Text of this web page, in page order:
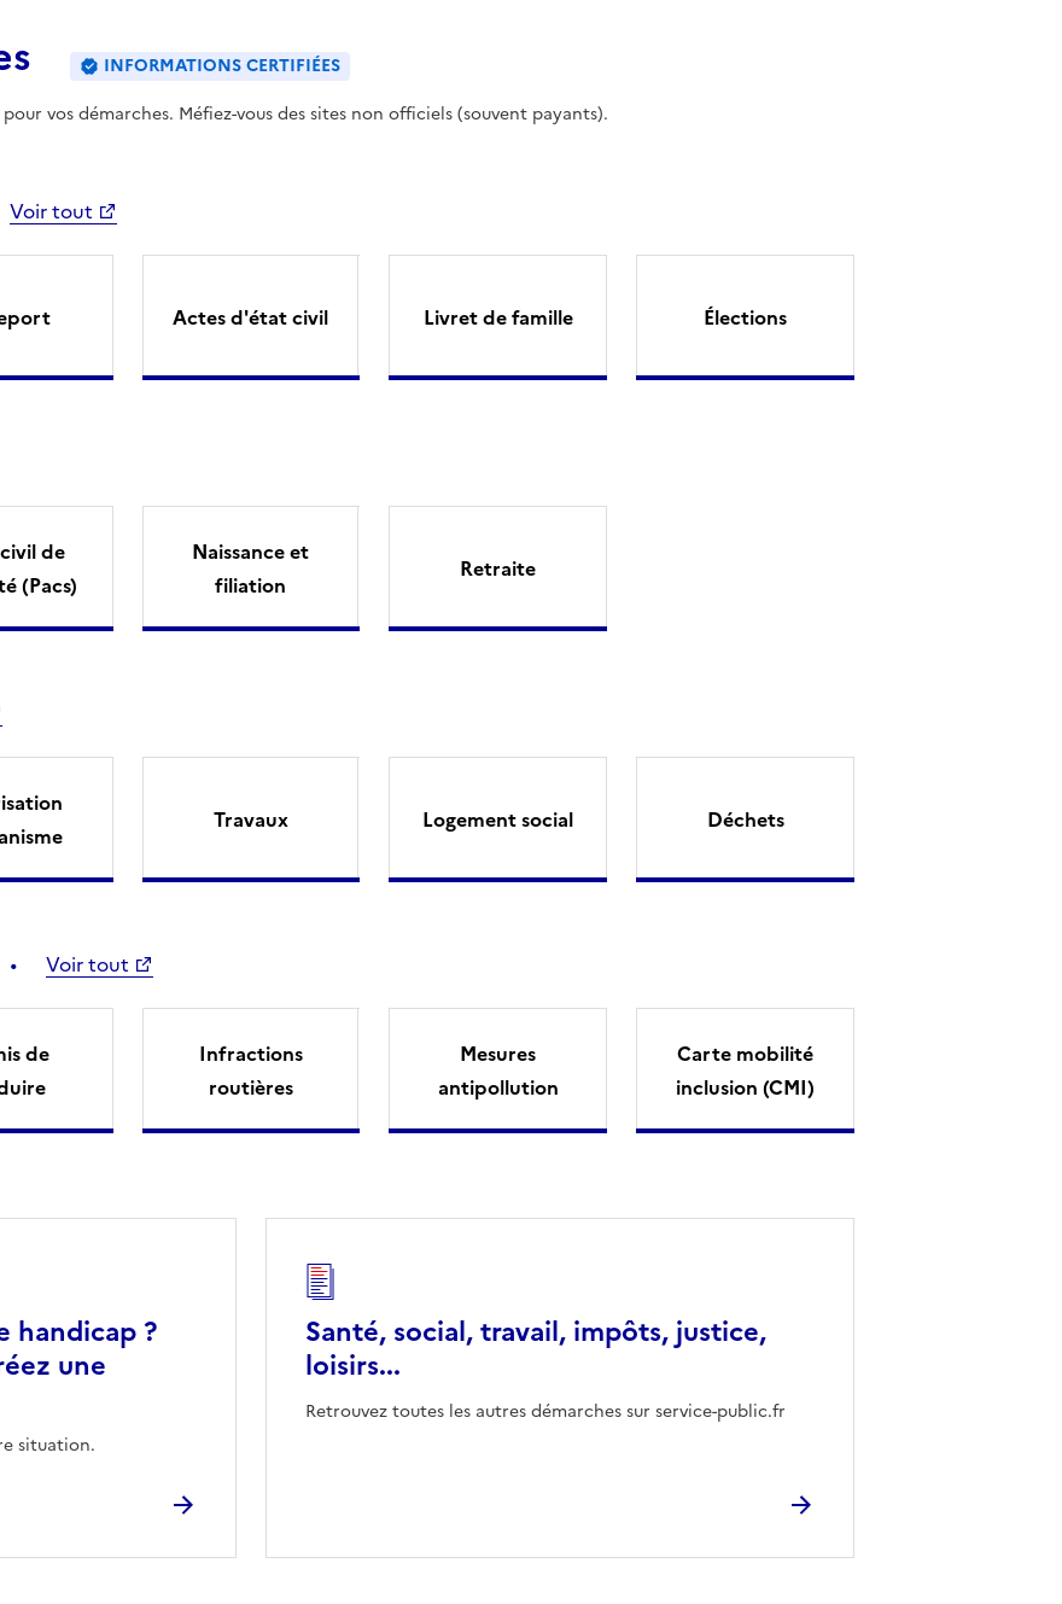
INFORMATIONS CERTIFIÉES
vos démarches. Méfiez-vous des sites non officiels (souvent payants).
Voir tout
Actes d'état civil Livret de famille Élections
de
(Pacs)
Naissance et
filiation
Retraite
Travaux Logement social Déchets
Voir tout
de
Infractions
routières
Mesures
antipollution
Carte mobilité
inclusion (CMI)
handicap ?
une
situation.
Santé, social, travail, impôts, justice,
loisirs...
Retrouvez toutes les autres démarches sur service-public.fr